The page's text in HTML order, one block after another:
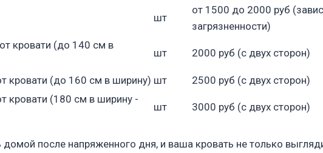
шт
от 1500 до 2000 руб
загрязненности)
кровати (до 140 см в
шт 2000 руб (с двух сторон)
кровати (до 160 см в ширину) шт 2500 руб (с двух сторон)
кровати (180 см в ширину -
шт 3000 руб (с двух сторон)
после напряженного дня, и ваша кровать не только